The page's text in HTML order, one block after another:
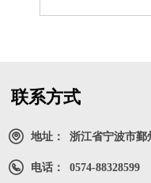
地址： 浙江省宁波市鄞
电话： 0574-88328599
联系方式